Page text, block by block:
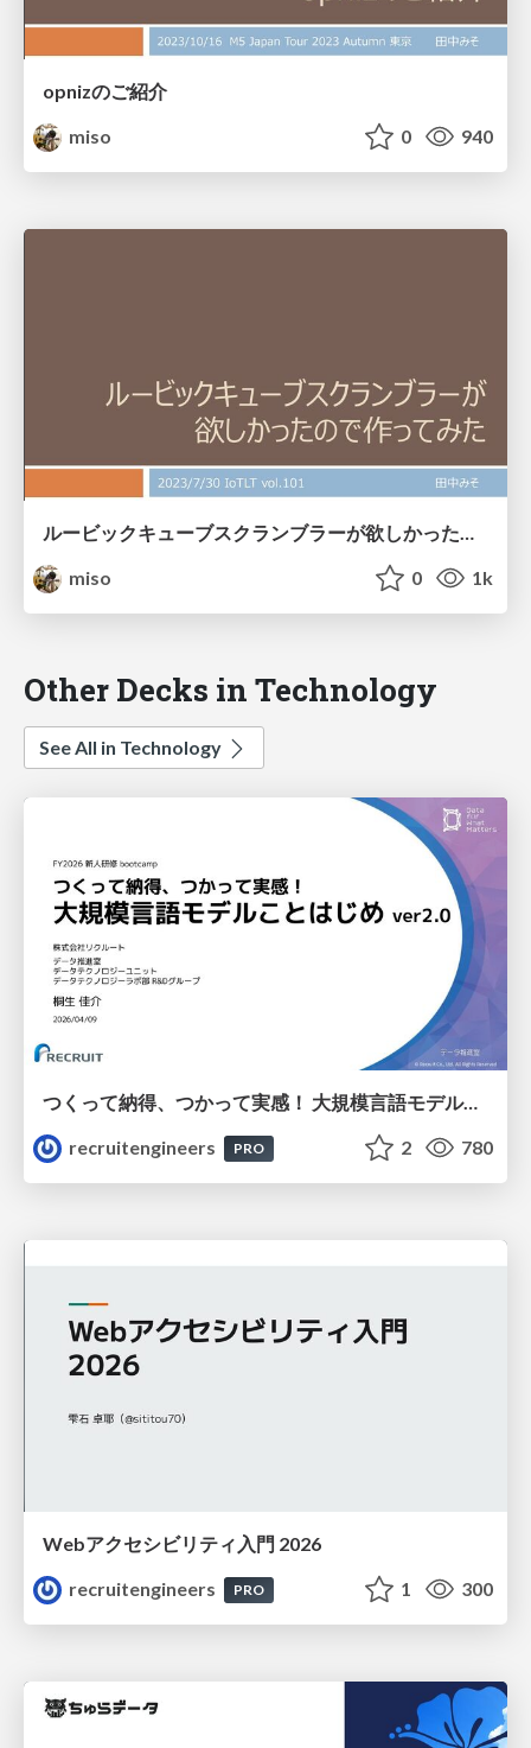
opnizのご紹介
miso
0 940
ルービックキューブスクランブラーが欲しかったので作ってみた
miso
0 1k
Other Decks in Technology
See All in Technology
つくって納得、つかって実感！ 大規模言語モデルことはじめ ver2.0
recruitengineers
PRO 2 780
Webアクセシビリティ入門 2026
recruitengineers
PRO 1 300